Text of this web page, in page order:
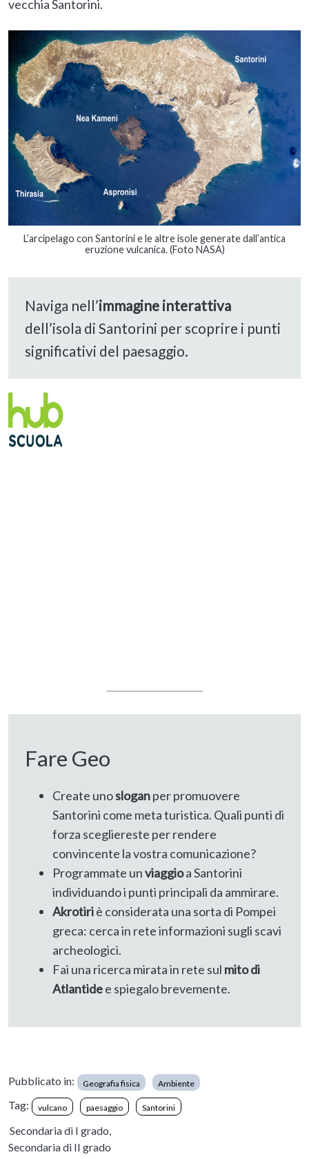
vecchia Santorini.
L’arcipelago con Santorini e le altre isole generate dall’antica
eruzione vulcanica. (Foto NASA)
Naviga nell’immagine interattiva
dell’isola di Santorini per scoprire i punti
significativi del paesaggio.
Fare Geo
Create unosloganper promuovere
Santorini come meta turistica. Quali punti di
forza scegliereste per rendere
convincente la vostra comunicazione?
Programmate unviaggioa Santorini
individuando i punti principali da ammirare.
Akrotiriè considerata una sorta di Pompei
greca: cerca in rete informazioni sugli scavi
archeologici.
Fai una ricerca mirata in rete sul mito di
Atlantidee spiegalo brevemente.
Pubblicato in: Geografia fisica Ambiente
Tag: vulcano paesaggio Santorini
Secondaria di I grado,
Secondaria di II grado